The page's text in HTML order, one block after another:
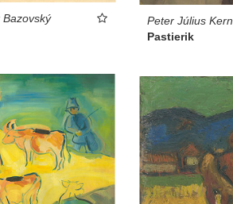
Bazovský
Peter Július Kern
Pastierik